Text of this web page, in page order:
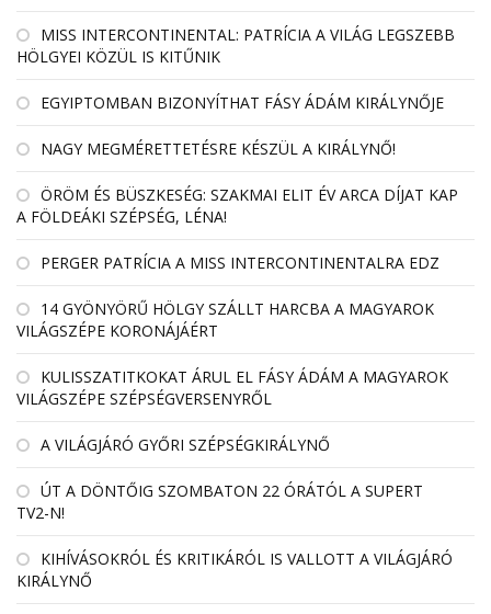
MISS INTERCONTINENTAL: PATRÍCIA A VILÁG LEGSZEBB
HÖLGYEI KÖZÜL IS KITŰNIK
EGYIPTOMBAN BIZONYÍTHAT FÁSY ÁDÁM KIRÁLYNŐJE
NAGY MEGMÉRETTETÉSRE KÉSZÜL A KIRÁLYNŐ!
ÖRÖM ÉS BÜSZKESÉG: SZAKMAI ELIT ÉV ARCA DÍJAT KAP
A FÖLDEÁKI SZÉPSÉG, LÉNA!
PERGER PATRÍCIA A MISS INTERCONTINENTALRA EDZ
14 GYÖNYÖRŰ HÖLGY SZÁLLT HARCBA A MAGYAROK
VILÁGSZÉPE KORONÁJÁÉRT
KULISSZATITKOKAT ÁRUL EL FÁSY ÁDÁM A MAGYAROK
VILÁGSZÉPE SZÉPSÉGVERSENYRŐL
A VILÁGJÁRÓ GYŐRI SZÉPSÉGKIRÁLYNŐ
ÚT A DÖNTŐIG SZOMBATON 22 ÓRÁTÓL A SUPERT
TV2-N!
KIHÍVÁSOKRÓL ÉS KRITIKÁRÓL IS VALLOTT A VILÁGJÁRÓ
KIRÁLYNŐ